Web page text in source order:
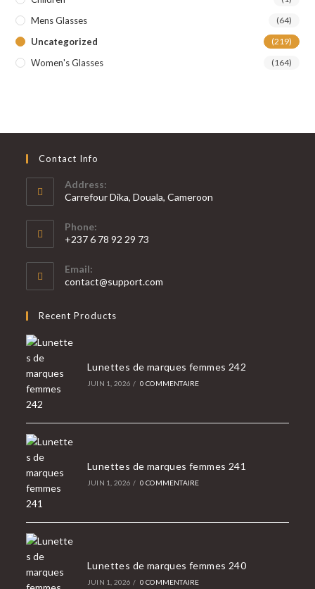
Mens Glasses (64)
Uncategorized (219)
Women's Glasses (164)
Contact Info
Address:
Carrefour Dika, Douala, Cameroon
Phone:
+237 6 78 92 29 73
dans
votre
Email:
contact@support.com
Recent Products
Lunettes de marques femmes 242
JUIN 1, 2026 / 0 COMMENTAIRE
Lunettes de marques femmes 241
JUIN 1, 2026 / 0 COMMENTAIRE
Lunettes de marques femmes 240
JUIN 1, 2026 / 0 COMMENTAIRE